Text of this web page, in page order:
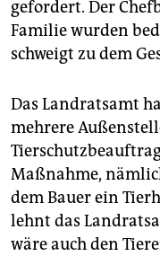
gefordert. Der
Familie wurden
schweigt zu dem
Das Landratsamt
mehrere
Maßnahme,
dem Bauer ein
lehnt das
wäre auch den